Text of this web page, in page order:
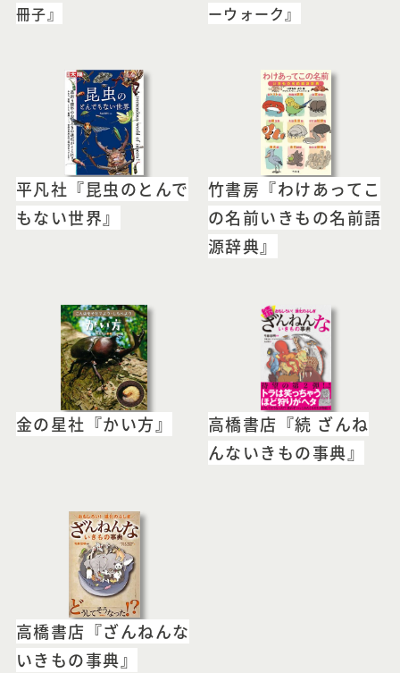
冊子』
ーウォーク』
平凡社『昆虫のとんで
もない世界』
竹書房『わけあってこ
の名前いきもの名前語
源辞典』
金の星社『かい方』
高橋書店『続 ざんね
んないきもの事典』
高橋書店『ざんねんな
いきもの事典』